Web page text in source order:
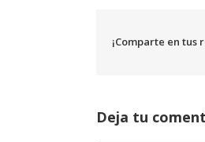
¡Comparte en tus
Deja tu